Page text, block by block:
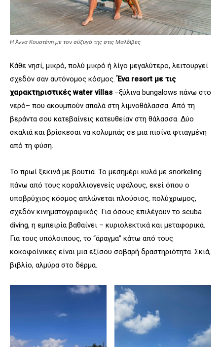
Η Άννα Κουστένη με τον σύζυγό της στις Μαλδίβες
Κάθε νησί, μικρό, πολύ μικρό ή λίγο μεγαλύτερο, λειτουργεί
σχεδόν σαν αυτόνομος κόσμος.Ένα resort με τις
χαρακτηριστικές water villas –ξύλινα bungalows πάνω στο
νερό– που ακουμπούν απαλά στη λιμνοθάλασσα. Από τη
βεράντα σου κατεβαίνεις κατευθείαν στη θάλασσα. Δύο
σκαλιά και βρίσκεσαι να κολυμπάς σε μια πισίνα φτιαγμένη
από τη φύση.
Το πρωί ξεκινά με βουτιά. Το μεσημέρι κυλά με snorkeling
πάνω από τους κοραλλιογενείς υφάλους, εκεί όπου ο
υποβρύχιος κόσμος απλώνεται πλούσιος, πολύχρωμος,
σχεδόν κινηματογραφικός. Για όσους επιλέγουν το scuba
diving, η εμπειρία βαθαίνει – κυριολεκτικά και μεταφορικά.
Για τους υπόλοιπους, το “άραγμα” κάτω από τους
κοκοφοίνικες είναι μια εξίσου σοβαρή δραστηριότητα. Σκιά,
βιβλίο, αλμύρα στο δέρμα.